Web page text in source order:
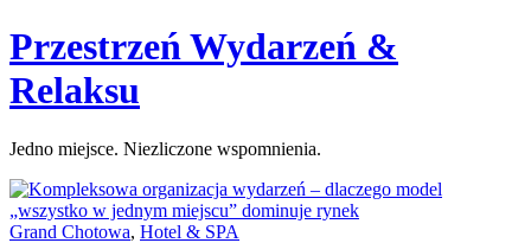
Skip
to
content
Przestrzeń Wydarzeń &
Relaksu
Jedno miejsce. Niezliczone wspomnienia.
Categories:
Grand Chotowa, Hotel & SPA